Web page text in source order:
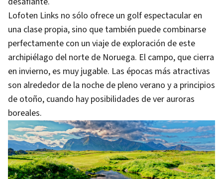
Lofoten Links no sólo ofrece un golf espectacular en
una clase propia, sino que también puede combinarse
perfectamente con un viaje de exploración de este
archipiélago del norte de Noruega. El campo, que cierra
en invierno, es muy jugable. Las épocas más atractivas
son alrededor de la noche de pleno verano y a principios
de otoño, cuando hay posibilidades de ver auroras
boreales.